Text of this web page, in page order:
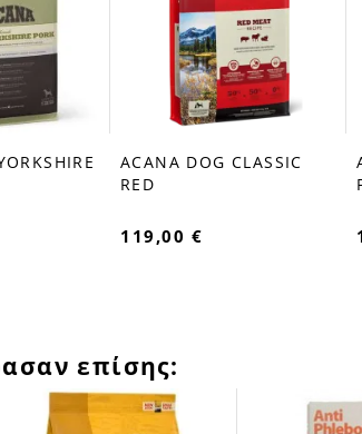
favorite_border
ACANA DOG CLASSIC
RED
119,00 €
επίσης: